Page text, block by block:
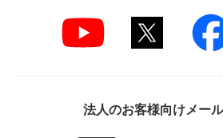
法人のお客様向けメー